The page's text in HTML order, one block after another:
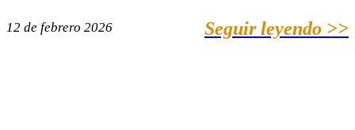
12 de febrero 2026 Seguir leyendo >>